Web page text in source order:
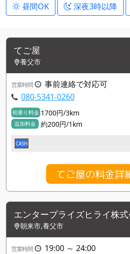
昼間OK
深夜3時以降
てご屋
養父市
営業時間
事前連絡で対応可
080-5341-0260
初乗り料金 1700円/3km
追加料金 約200円/1km
CASH
てご屋の料金詳
エンタープライズヒライ株
朝来市,養父市
営業時間
19:00 ～ 24:00